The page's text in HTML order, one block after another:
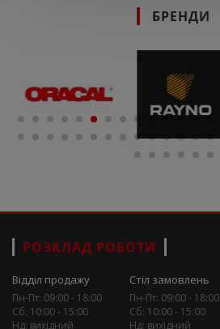
БРЕНДИ
РОЗКЛАД РОБОТИ
Відділ продажу
Пн-Пт: 09:00 - 18:00
Сб: 10:00 - 15:00
Нд: вихідний
Стіл замовлень
Пн-Пт: 09:00 - 18:00
Сб: 10:00 - 15:00
Нд: вихідний